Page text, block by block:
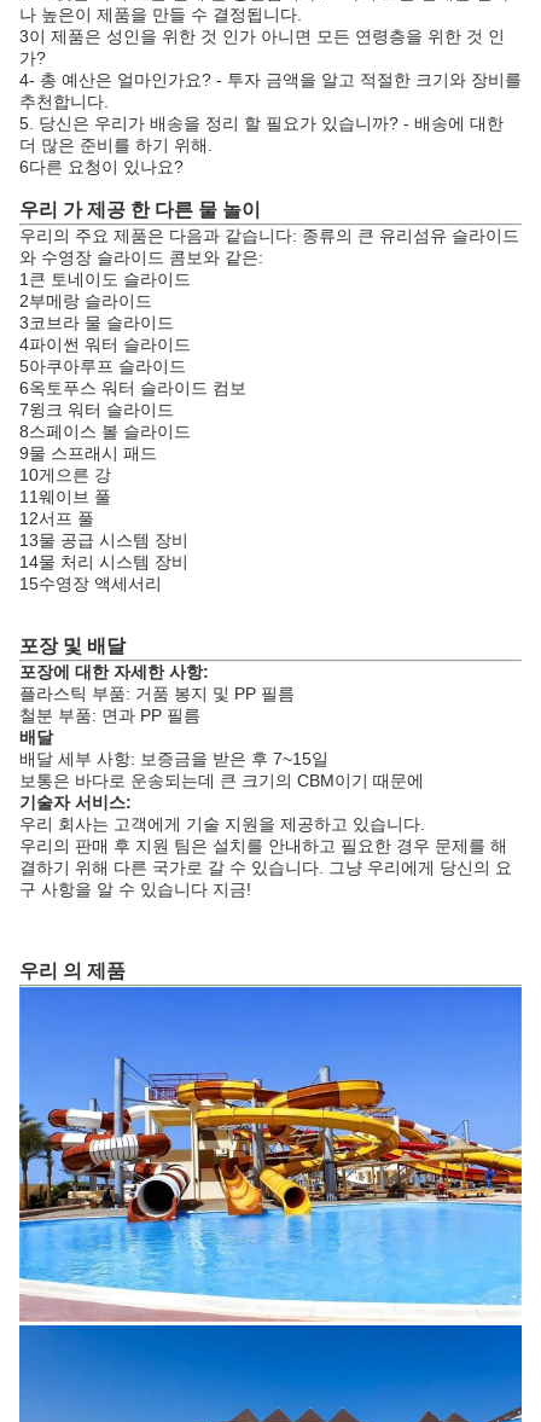
나 높은이 제품을 만들 수 결정됩니다.
3이 제품은 성인을 위한 것 인가 아니면 모든 연령층을 위한 것 인
가?
4- 총 예산은 얼마인가요? - 투자 금액을 알고 적절한 크기와 장비를
추천합니다.
5. 당신은 우리가 배송을 정리 할 필요가 있습니까? - 배송에 대한
더 많은 준비를 하기 위해.
6다른 요청이 있나요?
우리 가 제공 한 다른 물 놀이
우리의 주요 제품은 다음과 같습니다: 종류의 큰 유리섬유 슬라이드
와 수영장 슬라이드 콤보와 같은:
1큰 토네이도 슬라이드
2부메랑 슬라이드
3코브라 물 슬라이드
4파이썬 워터 슬라이드
5아쿠아루프 슬라이드
6옥토푸스 워터 슬라이드 컴보
7윙크 워터 슬라이드
8스페이스 볼 슬라이드
9물 스프래시 패드
10게으른 강
11웨이브 풀
12서프 풀
13물 공급 시스템 장비
14물 처리 시스템 장비
15수영장 액세서리
포장 및 배달
포장에 대한 자세한 사항:
플라스틱 부품: 거품 봉지 및 PP 필름
철분 부품: 면과 PP 필름
배달
배달 세부 사항: 보증금을 받은 후 7~15일
보통은 바다로 운송되는데 큰 크기의 CBM이기 때문에
기술자 서비스:
우리 회사는 고객에게 기술 지원을 제공하고 있습니다.
우리의 판매 후 지원 팀은 설치를 안내하고 필요한 경우 문제를 해
결하기 위해 다른 국가로 갈 수 있습니다. 그냥 우리에게 당신의 요
구 사항을 알 수 있습니다 지금!
우리 의 제품